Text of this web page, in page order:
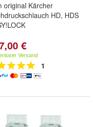
original Kärcher
HD, HDS
€
Versand
1